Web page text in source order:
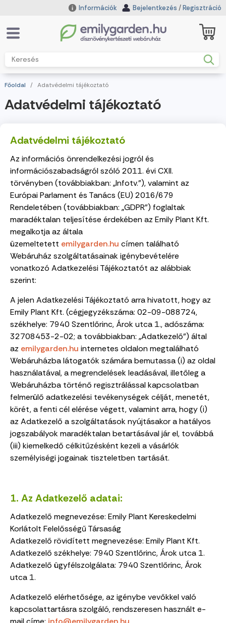
Információk Bejelentkezés /Regisztráció
Főoldal / Adatvédelmi tájékoztató
Adatvédelmi tájékoztató
Adatvédelmi tájékoztató
Az információs önrendelkezési jogról és
információszabadságról szóló 2011. évi CXII.
törvényben (továbbiakban: „Infotv.”), valamint az
Európai Parlament és Tanács (EU) 2016/679
Rendeletében (továbbiakban: „GDPR”) foglaltak
maradéktalan teljesítése érdekében az Emily Plant Kft.
megalkotja az általa
üzemeltetett emilygarden.hu címen található
Webáruház szolgáltatásainak igénybevételére
vonatkozó Adatkezelési Tájékoztatót az alábbiak
szerint:
A jelen Adatkezelési Tájékoztató arra hivatott, hogy az
Emily Plant Kft. (cégjegyzékszáma: 02-09-088724,
székhelye: 7940 Szentlőrinc, Árok utca 1., adószáma:
32708453-2-02; a továbbiakban: „Adatkezelő”) által
az emilygarden.hu internetes oldalon megtalálható
Webáruházba látogatók számára bemutassa (i) az oldal
használatával, a megrendelések leadásával, illetőleg a
Webáruházba történő regisztrálással kapcsolatban
felmerülő adatkezelési tevékenységek célját, menetét,
körét, a fenti cél elérése végett, valamint arra, hogy (i)
az Adatkezelő a szolgáltatások nyújtásakor a hatályos
jogszabályok maradéktalan betartásával jár el, továbbá
(iii) kiemelkedő célkitűzésként kezeli a vásárlók
személyiségi jogainak tiszteletben tartását.
1. Az Adatkezelő adatai:
Adatkezelő megnevezése: Emily Plant Kereskedelmi
Korlátolt Felelősségű Társaság
Adatkezelő rövidített megnevezése: Emily Plant Kft.
Adatkezelő székhelye: 7940 Szentlőrinc, Árok utca 1.
Adatkezelő ügyfélszolgálata: 7940 Szentlőrinc, Árok
utca 1.
Adatkezelő elérhetősége, az igénybe vevőkkel való
kapcsolattartásra szolgáló, rendszeresen használt e-